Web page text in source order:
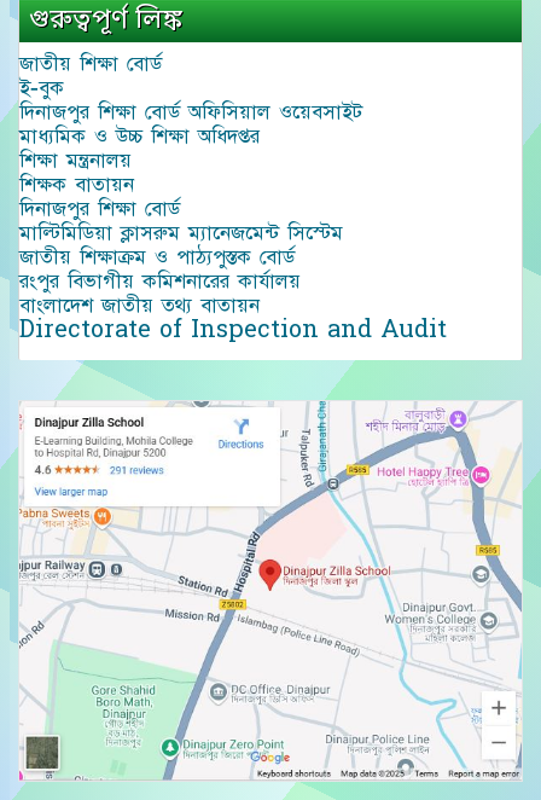
গুরুত্বপূর্ণ লিঙ্ক
জাতীয় শিক্ষা বোর্ড
ই-বুক
দিনাজপুর শিক্ষা বোর্ড অফিসিয়াল ওয়েবসাইট
মাধ্যমিক ও উচ্চ শিক্ষা অধিদপ্তর
শিক্ষা মন্ত্রনালয়
শিক্ষক বাতায়ন
দিনাজপুর শিক্ষা বোর্ড
মাল্টিমিডিয়া ক্লাসরুম ম্যানেজমেন্ট সিস্টেম
জাতীয় শিক্ষাক্রম ও পাঠ্যপুস্তক বোর্ড
রংপুর বিভাগীয় কমিশনারের কার্যালয়
বাংলাদেশ জাতীয় তথ্য বাতায়ন
Directorate of Inspection and Audit